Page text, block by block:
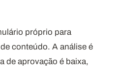
próprio para
conteúdo. A análise é
de aprovação é baixa,